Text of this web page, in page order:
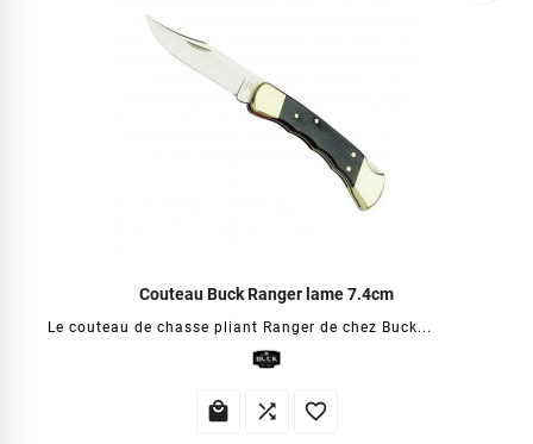
Couteau Buck Ranger lame 7.4cm
Le couteau de chasse pliant Ranger de chez Buck...
  